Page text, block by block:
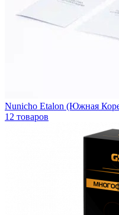
Nunicho Etalon (Южная
12 товаров